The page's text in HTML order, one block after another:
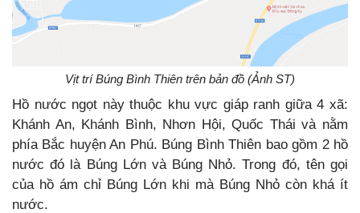
Vịt trí Búng Bình Thiên trên bản đồ (Ảnh ST)
Hồ nước ngọt này thuộc khu vực giáp ranh giữa 4 xã:
Khánh An, Khánh Bình, Nhơn Hội, Quốc Thái và nằm
phía Bắc huyện An Phú. Búng Bình Thiên bao gồm 2 hồ
nước đó là Búng Lớn và Búng Nhỏ. Trong đó, tên gọi
của hồ ám chỉ Búng Lớn khi mà Búng Nhỏ còn khá ít
nước.